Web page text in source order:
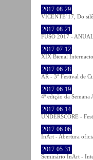
2017-08-29
VICENTE´17, Do
2017-08-21
FUSO 2017 -
2017-07-12
XIX Bienal
2017-06-28
AR - 3° Festival de
2017-06-19
4ª edição da
2017-06-14
UNDERSCORE -
2017-06-06
InArt - Abertura
2017-05-31
Seminário InArt -